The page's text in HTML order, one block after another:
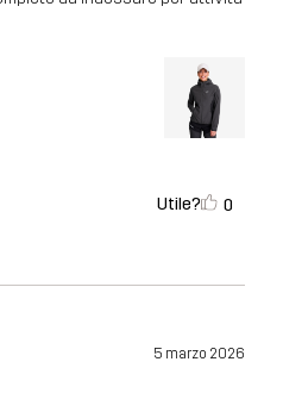
Utile? 0
5 marzo 2026